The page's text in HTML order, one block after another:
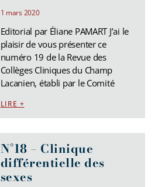
1 mars 2020
Editorial par Éliane PAMART J’ai le
plaisir de vous présenter ce
numéro 19 de la Revue des
Collèges Cliniques du Champ
Lacanien, établi par le Comité
LIRE +
N°18 – Clinique
différentielle des
sexes